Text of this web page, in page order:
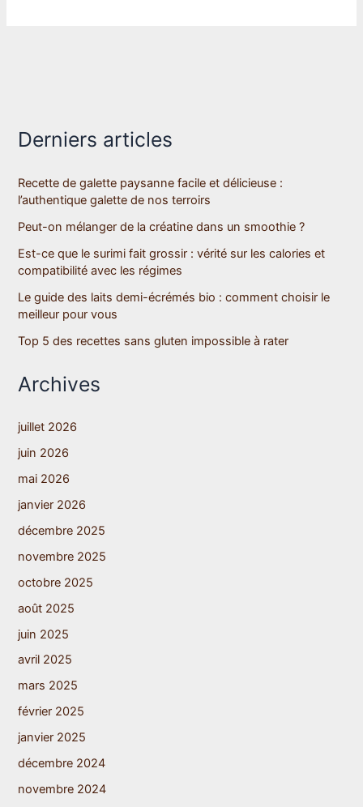
Derniers articles
Recette de galette paysanne facile et délicieuse :
l’authentique galette de nos terroirs
Peut-on mélanger de la créatine dans un smoothie ?
Est-ce que le surimi fait grossir : vérité sur les calories et
compatibilité avec les régimes
Le guide des laits demi-écrémés bio : comment choisir le
meilleur pour vous
Top 5 des recettes sans gluten impossible à rater
Archives
juillet 2026
juin 2026
mai 2026
janvier 2026
décembre 2025
novembre 2025
octobre 2025
août 2025
juin 2025
avril 2025
mars 2025
février 2025
janvier 2025
décembre 2024
novembre 2024